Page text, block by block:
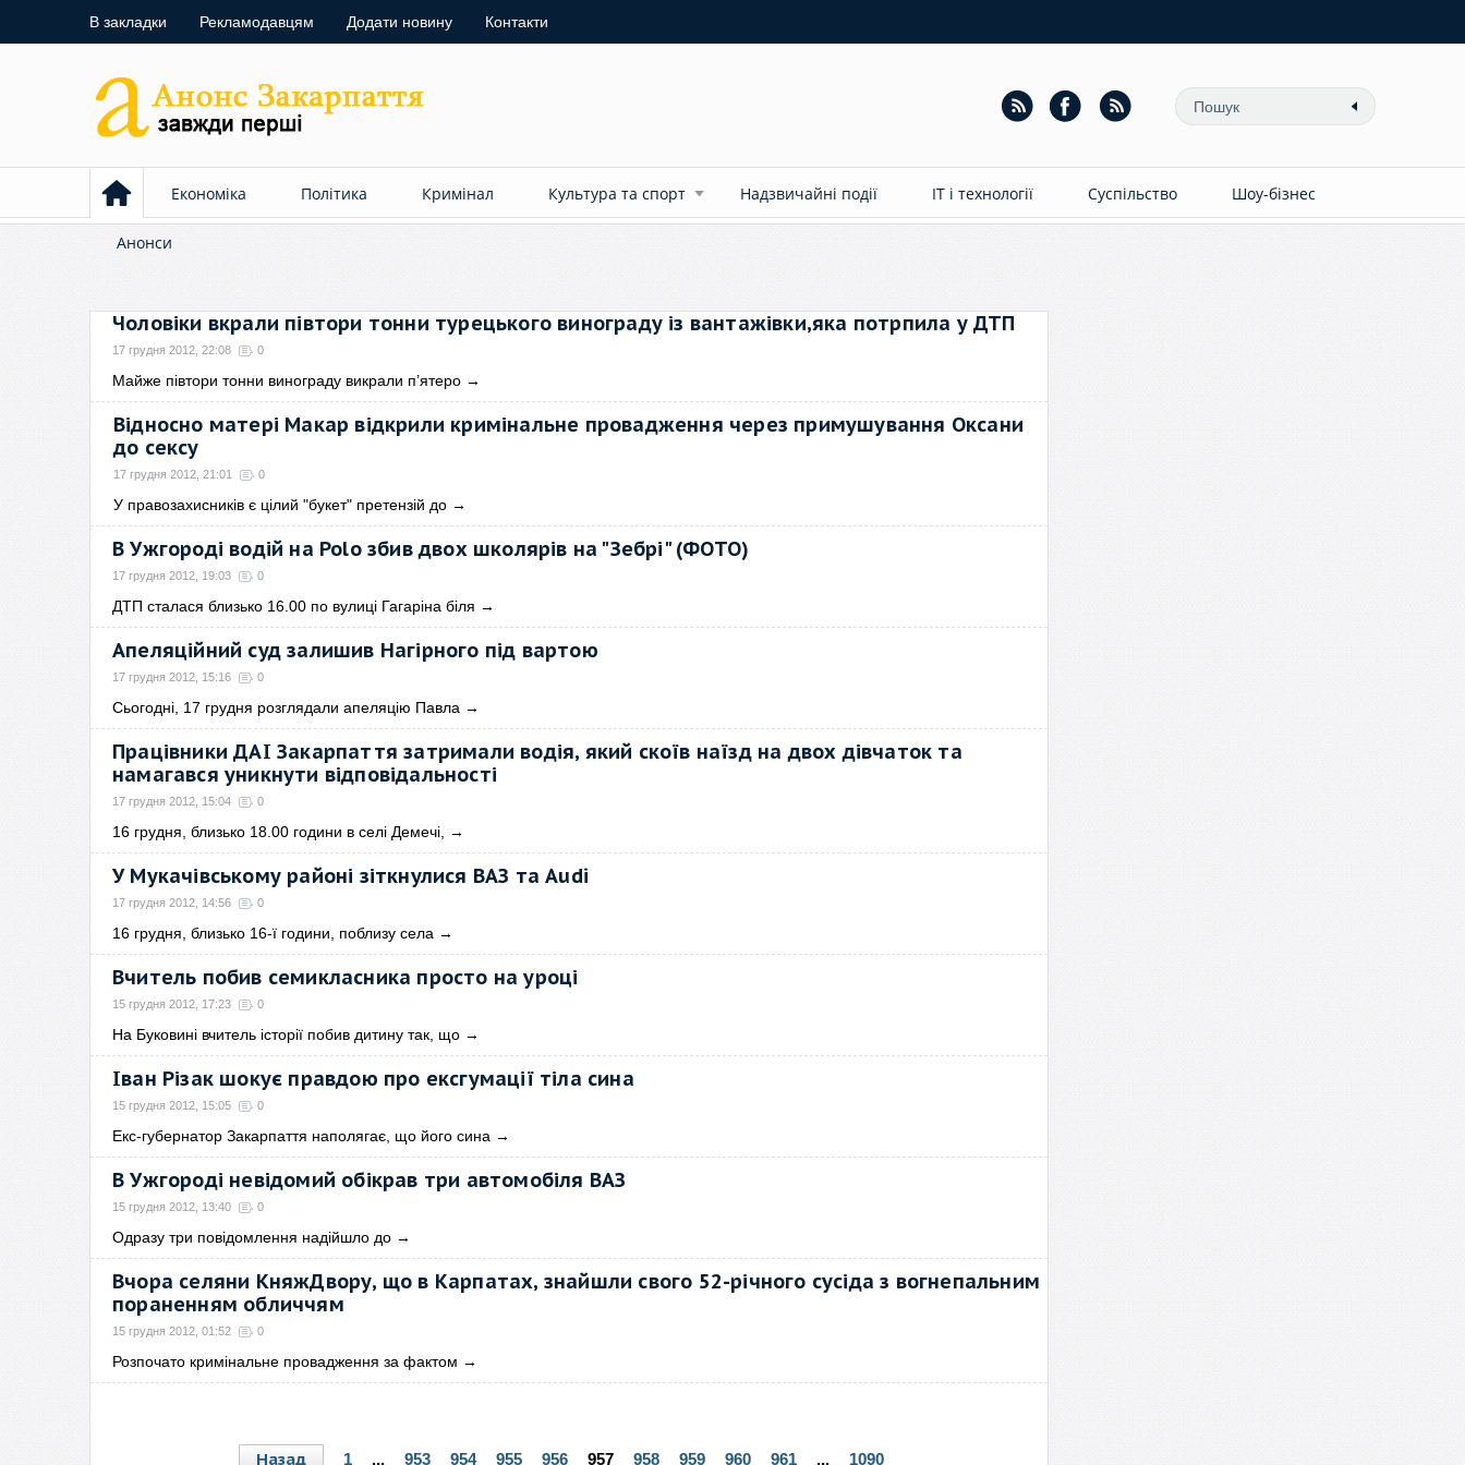
В закладки Рекламодавцям Додати новину Контакти
Економіка Політика Кримінал Культура та спорт Надзвичайні події ІТ і технології Суспільство Шоу-бізнес
Анонси
Чоловіки вкрали півтори тонни турецького винограду із вантажівки,яка потрпила у ДТП
17 грудня 2012, 22:08 0
Майже півтори тонни винограду викрали п’ятеро →
Відносно матері Макар відкрили кримінальне провадження через примушування Оксани
до сексу
17 грудня 2012, 21:01 0
У правозахисників є цілий "букет" претензій до →
В Ужгороді водій на Polo збив двох школярів на "Зебрі" (ФОТО)
17 грудня 2012, 19:03 0
ДТП сталася близько 16.00 по вулиці Гагаріна біля →
Апеляційний суд залишив Нагірного під вартою
17 грудня 2012, 15:16 0
Сьогодні, 17 грудня розглядали апеляцію Павла →
Працівники ДАІ Закарпаття затримали водія, який скоїв наїзд на двох дівчаток та
намагався уникнути відповідальності
17 грудня 2012, 15:04 0
16 грудня, близько 18.00 години в селі Демечі, →
У Мукачівському районі зіткнулися ВАЗ та Audi
17 грудня 2012, 14:56 0
16 грудня, близько 16-ї години, поблизу села →
Вчитель побив семикласника просто на уроці
15 грудня 2012, 17:23 0
На Буковині вчитель історії побив дитину так, що →
Іван Різак шокує правдою про ексгумації тіла сина
15 грудня 2012, 15:05 0
Екс-губернатор Закарпаття наполягає, що його сина →
В Ужгороді невідомий обікрав три автомобіля ВАЗ
15 грудня 2012, 13:40 0
Одразу три повідомлення надійшло до →
Вчора селяни КняжДвору, що в Карпатах, знайшли свого 52-річного сусіда з вогнепальним
пораненням обличчям
15 грудня 2012, 01:52 0
Розпочато кримінальне провадження за фактом →
Назад 1 ... 953 954 955 956 957 958 959 960 961 ... 1090